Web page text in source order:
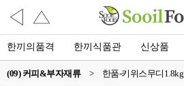
한끼의품격 한끼식품관 신상품
(09) 커피&부자재류 > 한품-키위스무디1.8kg